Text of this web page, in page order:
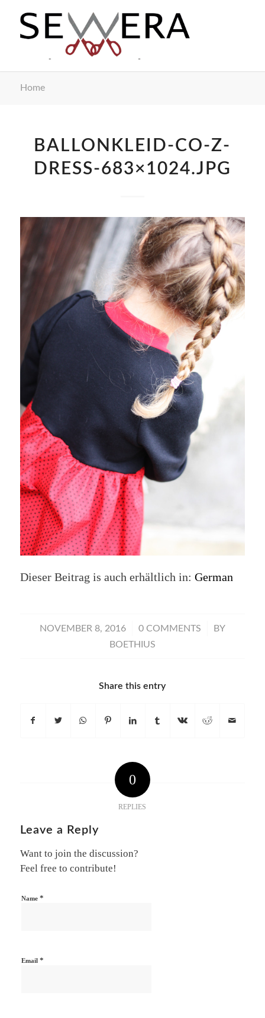
Home
BALLONKLEID-CO-Z-
DRESS-683×1024.JPG
Dieser Beitrag is auch erhältlich in: German
NOVEMBER 8, 2016
/ 0 COMMENTS
/
BY
BOETHIUS
Share this entry
0
REPLIES
Leave a Reply
Want to join the discussion?
Feel free to contribute!
Name *
Email *